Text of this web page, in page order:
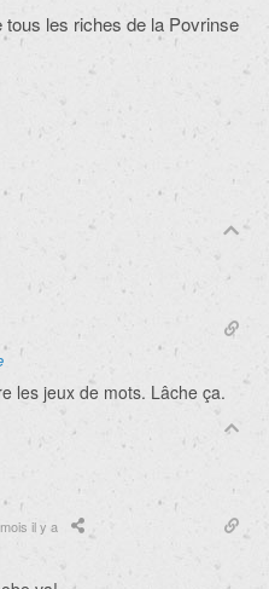
les riches de la Povrinse
les jeux de mots. Lâche ça.
il y a